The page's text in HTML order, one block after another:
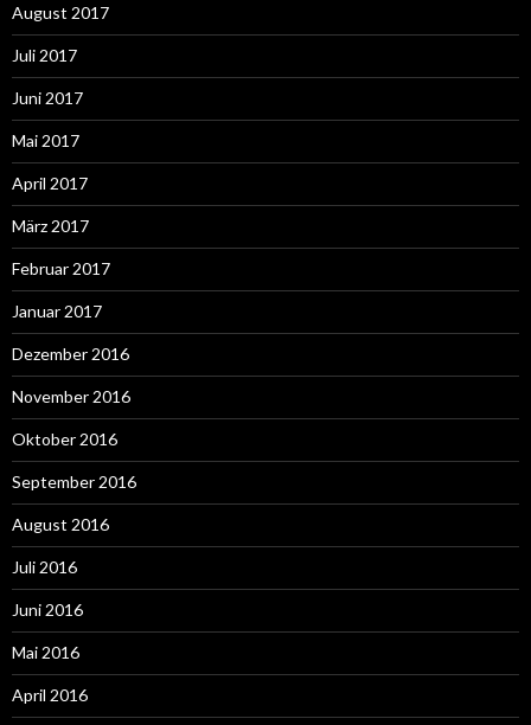
August 2017
Juli 2017
Juni 2017
Mai 2017
April 2017
März 2017
Februar 2017
Januar 2017
Dezember 2016
November 2016
Oktober 2016
September 2016
August 2016
Juli 2016
Juni 2016
Mai 2016
April 2016